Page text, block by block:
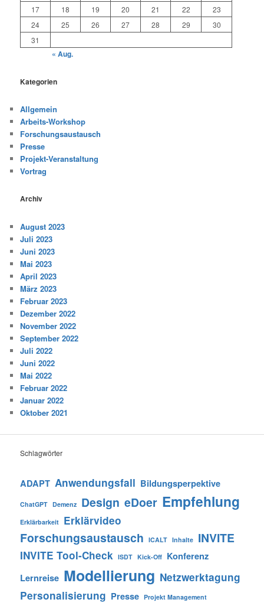
17
18 19 20 21 22
23
24
25 26 27 28 29
30
31
« Aug.
Kategorien
Allgemein
Arbeits-Workshop
Forschungsaustausch
Presse
Projekt-Veranstaltung
Vortrag
Archiv
August 2023
Juli 2023
Juni 2023
Mai 2023
April 2023
März 2023
Februar 2023
Dezember 2022
November 2022
September 2022
Juli 2022
Juni 2022
Mai 2022
Februar 2022
Januar 2022
Oktober 2021
Schlagwörter
ADAPT Anwendungsfall Bildungsperpektive
ChatGPT Demenz Design eDoer Empfehlung
Erklärbarkeit Erklärvideo
Forschungsaustausch ICALT Inhalte INVITE
INVITE Tool-Check ISDT Kick-Off Konferenz
Lernreise Modellierung Netzwerktagung
Personalisierung Presse Projekt Management